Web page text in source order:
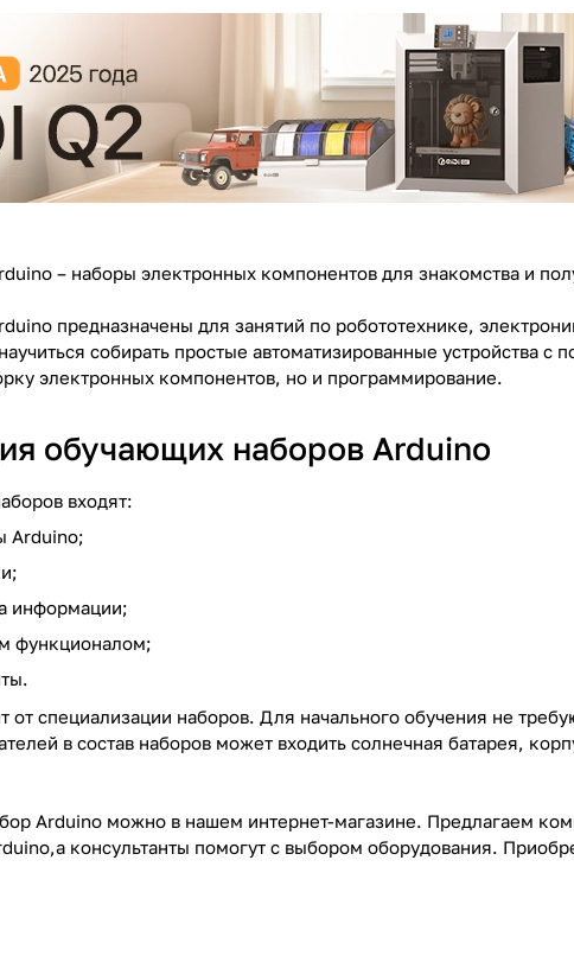
– наборы электронных компонентов для знакомства и
предназначены для занятий по робототехнике,
собирать простые автоматизированные устройства
электронных компонентов, но и программирование.
обучающих наборов Arduino
входят:
Arduino;
информации;
функционалом;
от специализации наборов. Для начального обучения не
в состав наборов может входить солнечная батарея,
Arduino можно в нашем интернет-магазине. Предлагаем
консультанты помогут с выбором оборудования.